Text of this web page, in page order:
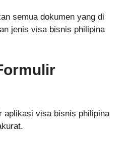
semua dokumen yang di
jenis visa bisnis philipina
aplikasi visa bisnis philipina